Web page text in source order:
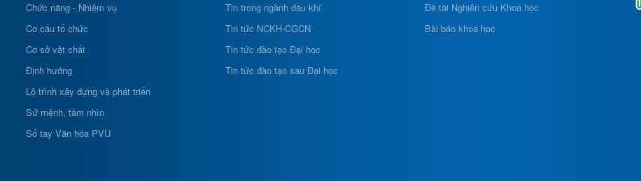
Chức năng - Nhiệm vụ
Cơ cấu tổ chức
Cơ sở vật chất
Định hướng
Lộ trình xây dựng và phát triển
Sứ mệnh, tầm nhìn
Sổ tay Văn hóa PVU
Tin trong ngành dầu khí
Tin tức NCKH-CGCN
Tin tức đào tạo Đại học
Tin tức đào tạo sau Đại học
Đề tài Nghiên cứu Khoa học
Bài báo khoa học